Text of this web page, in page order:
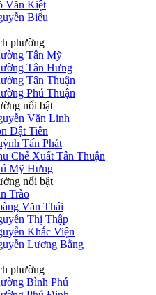
Văn Kiệt
Biểu
phường
Tân Mỹ
Tân Hưng
Tân Thuận
Phú Thuận
nổi bật
Văn Linh
Dật Tiên
Tấn Phát
Chế Xuất Tân Thuận
Mỹ Hưng
nổi bật
Trào
Văn Thái
Thị Thập
Khắc Viện
Lương Bằng
phường
Bình Phú